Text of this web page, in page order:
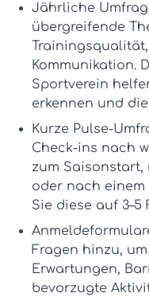
Jährliche
übergreifende
Kommunikation.
Sportverein
erkennen und
Kurze Pulse-
Check-ins nach
zum Saisonstart,
oder nach einem
Sie diese auf 3–5
Fragen hinzu,
Erwartungen,
bevorzugte